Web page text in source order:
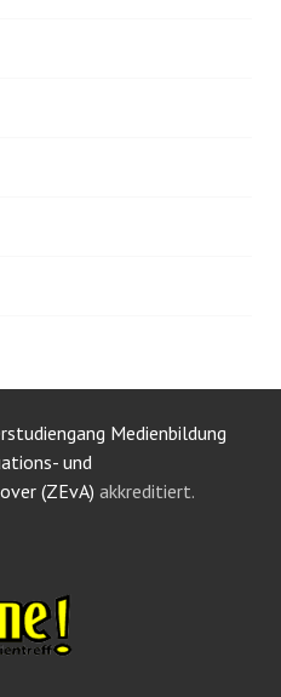
Medienbildung
und
(ZEvA) akkreditiert.